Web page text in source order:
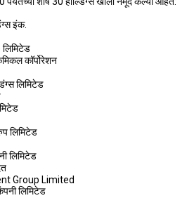
इंक.
लिमिटेड
कॉर्पोरेशन
लिमिटेड
लिमिटेड
लिमिटेड
Group Limited
लिमिटेड